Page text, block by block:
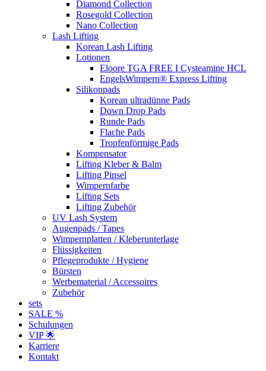
Diamond Collection
Rosegold Collection
Nano Collection
Lash Lifting
Korean Lash Lifting
Lotionen
Eloore TGA FREE I Cysteamine HCL
EngelsWimpern® Express Lifting
Silikonpads
Korean ultradünne Pads
Down Drop Pads
Runde Pads
Flache Pads
Tropfenförmige Pads
Kompensator
Lifting Kleber & Balm
Lifting Pinsel
Wimpernfarbe
Lifting Sets
Lifting Zubehör
UV Lash System
Augenpads / Tapes
Wimpernplatten / Kleberunterlage
Flüssigkeiten
Pflegeprodukte / Hygiene
Bürsten
Werbematerial / Accessoires
Zubehör
sets
SALE %
Schulungen
VIP 🌟
Karriere
Kontakt